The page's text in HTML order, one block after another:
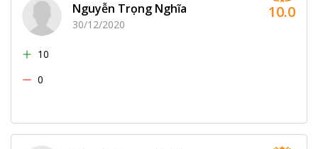
Nguyễn Trọng Nghĩa
30/12/2020
10
0
10.0